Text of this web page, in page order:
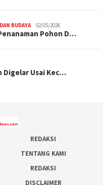
BUDAYA 02/05/2026
Pohon D…
Digelar Usai Kec…
REDAKSI
TENTANG KAMI
REDAKSI
DISCLAIMER